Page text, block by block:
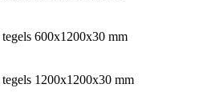
tegels 600x1200x30 mm
tegels 1200x1200x30 mm